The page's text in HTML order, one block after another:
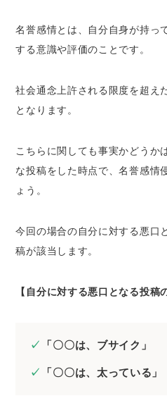
名誉感情とは、自分自身が持っ
する意識や評価のことです。
社会通念上許される限度を超え
となります。
こちらに関しても事実かどうか
な投稿をした時点で、名誉感情
ょう。
今回の場合の自分に対する悪口
稿が該当します。
【自分に対する悪口となる投稿
「〇〇は、ブサイク」
「〇〇は、太っている」